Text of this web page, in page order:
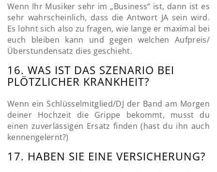
Wenn Ihr Musiker sehr im „Business“ ist, dann ist es
sehr wahrscheinlich, dass die Antwort JA sein wird.
Es lohnt sich also zu fragen, wie lange er maximal bei
euch bleiben kann und gegen welchen Aufpreis/
Überstundensatz dies geschieht.
16. WAS IST DAS SZENARIO BEI
PLÖTZLICHER KRANKHEIT?
Wenn ein Schlüsselmitglied/DJ der Band am Morgen
deiner Hochzeit die Grippe bekommt, musst du
einen zuverlässigen Ersatz finden (hast du ihn auch
kennengelernt?)
17. HABEN SIE EINE VERSICHERUNG?